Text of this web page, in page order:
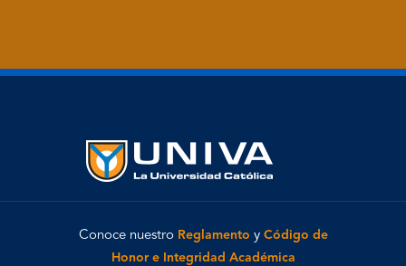
Conoce nuestro Reglamento y Código de
Honor e Integridad Académica